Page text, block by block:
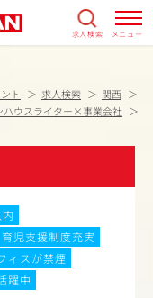
求人検索 メニュー
ト 求人検索
関西
ハウスライター×事業会社
育児支援制度充実
ィスが禁煙
躍中